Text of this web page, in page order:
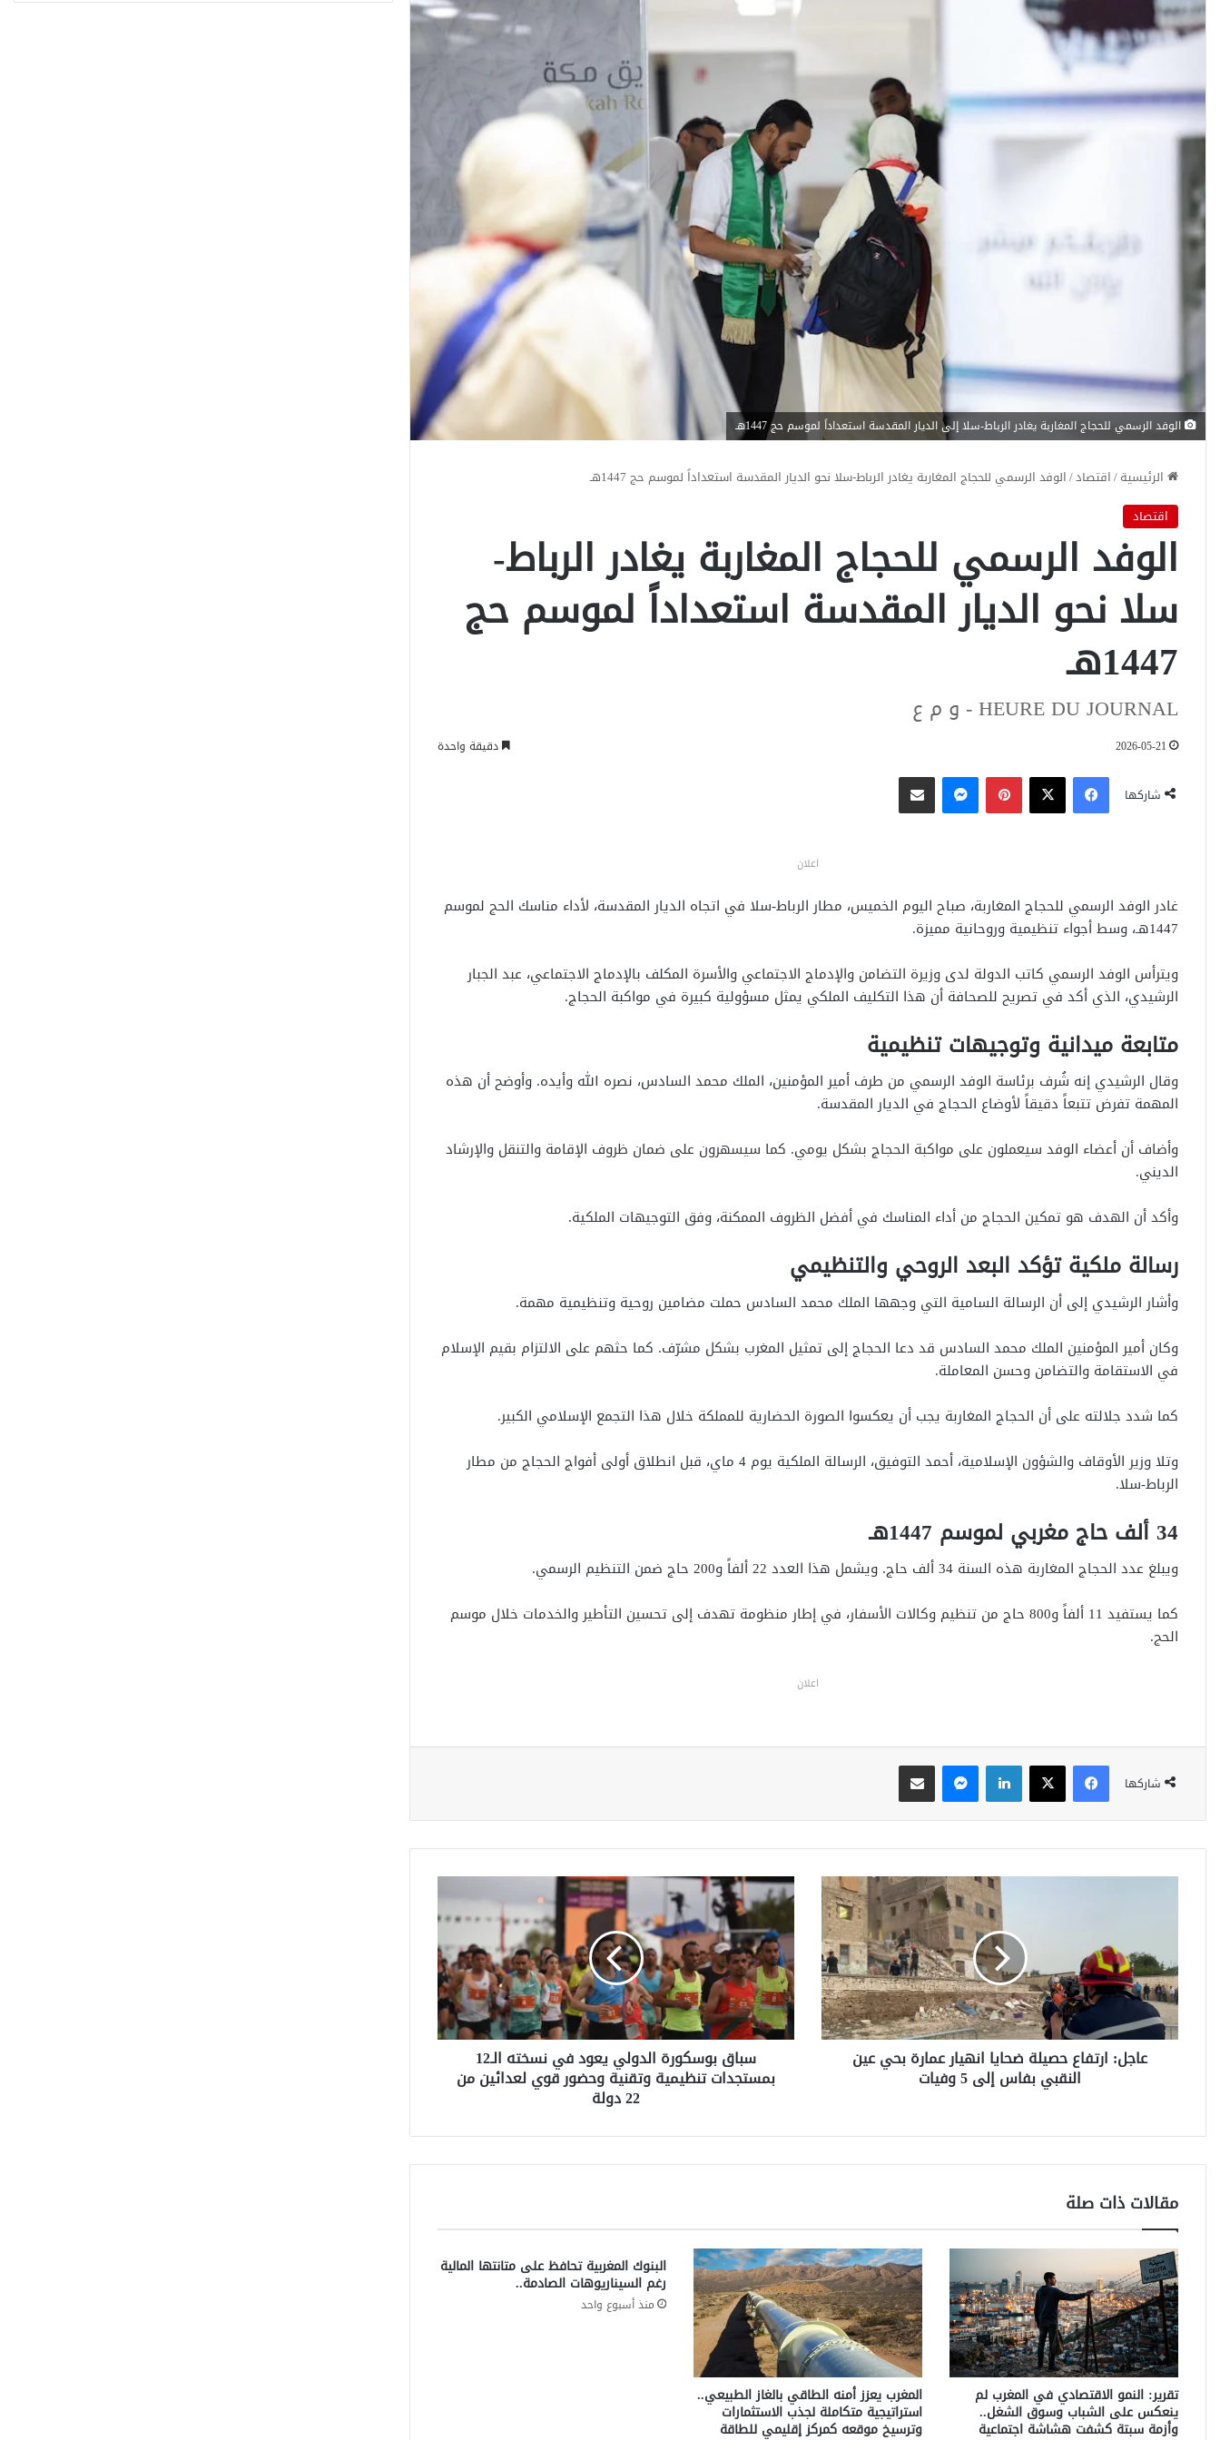
الوفد الرسمي للحجاج المغاربة يغادر الرباط-سلا إلى الديار المقدسة استعداداً لموسم حج 1447هـ
الرئيسية/اقتصاد/الوفد الرسمي للحجاج المغاربة يغادر الرباط-سلا نحو الديار المقدسة استعداداً لموسم حج 1447هـ
اقتصاد
الوفد الرسمي للحجاج المغاربة يغادر الرباط-
سلا نحو الديار المقدسة استعداداً لموسم حج
1447هـ
HEURE DU JOURNAL - و م ع
2026-05-21 دقيقة واحدة
شاركها
فيسبوك ‫X بينتيريست
اعلان
غادر الوفد الرسمي للحجاج المغاربة، صباح اليوم الخميس، مطار الرباط-سلا في اتجاه الديار المقدسة، لأداء مناسك الحج لموسم
1447هـ، وسط أجواء تنظيمية وروحانية مميزة.
ويترأس الوفد الرسمي كاتب الدولة لدى وزيرة التضامن والإدماج الاجتماعي والأسرة المكلف بالإدماج الاجتماعي، عبد الجبار
الرشيدي، الذي أكد في تصريح للصحافة أن هذا التكليف الملكي يمثل مسؤولية كبيرة في مواكبة الحجاج.
متابعة ميدانية وتوجيهات تنظيمية
وقال الرشيدي إنه شُرف برئاسة الوفد الرسمي من طرف أمير المؤمنين، الملك محمد السادس، نصره الله وأيده. وأوضح أن هذه
المهمة تفرض تتبعاً دقيقاً لأوضاع الحجاج في الديار المقدسة.
وأضاف أن أعضاء الوفد سيعملون على مواكبة الحجاج بشكل يومي. كما سيسهرون على ضمان ظروف الإقامة والتنقل والإرشاد
الديني.
وأكد أن الهدف هو تمكين الحجاج من أداء المناسك في أفضل الظروف الممكنة، وفق التوجيهات الملكية.
رسالة ملكية تؤكد البعد الروحي والتنظيمي
وأشار الرشيدي إلى أن الرسالة السامية التي وجهها الملك محمد السادس حملت مضامين روحية وتنظيمية مهمة.
وكان أمير المؤمنين الملك محمد السادس قد دعا الحجاج إلى تمثيل المغرب بشكل مشرّف. كما حثهم على الالتزام بقيم الإسلام
في الاستقامة والتضامن وحسن المعاملة.
كما شدد جلالته على أن الحجاج المغاربة يجب أن يعكسوا الصورة الحضارية للمملكة خلال هذا التجمع الإسلامي الكبير.
وتلا وزير الأوقاف والشؤون الإسلامية، أحمد التوفيق
، الرسالة الملكية يوم 4 ماي، قبل انطلاق أولى أفواج الحجاج من مطار
الرباط-سلا.
34 ألف حاج مغربي لموسم 1447هـ
ويبلغ عدد الحجاج المغاربة هذه السنة 34 ألف حاج. ويشمل هذا العدد 22 ألفاً و200 حاج ضمن التنظيم الرسمي.
كما يستفيد 11 ألفاً و800 حاج من تنظيم وكالات الأسفار، في إطار منظومة تهدف إلى تحسين التأطير والخدمات خلال موسم
الحج.
اعلان
شاركها
فيسبوك ‫X لينكدإن
:
ا
ر
ت
ف
ي
ة
ح
ا
ي
ا
ا
ن
ه
ي
ا
ر
ع
م
عاجل: ارتفاع حصيلة ضحايا انهيار عمارة بحي عين
النقبي بفاس إلى 5 وفيات
س
ب
ق
ب
و
س
ك
و
د
ل
ع
و
د
ف
ي
ن
س
خ
ت
ه
ا
سباق بوسكورة الدولي يعود في نسخته الـ12
بمستجدات تنظيمية وتقنية وحضور قوي لعدائين من
22 دولة
مقالات ذات صلة
تقرير: النمو الاقتصادي في المغرب لم
ينعكس على الشباب وسوق الشغل..
وأزمة سبتة كشفت هشاشة اجتماعية
المغرب يعزز أمنه الطاقي بالغاز الطبيعي..
استراتيجية متكاملة لجذب الاستثمارات
وترسيخ موقعه كمركز إقليمي للطاقة
البنوك المغربية تحافظ على متانتها المالية
رغم السيناريوهات الصادمة..
منذ أسبوع واحد